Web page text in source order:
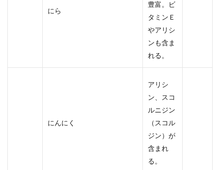
にら
豊富。ビ
タミンＥ
やアリシ
ンも含ま
れる。
にんにく
アリシ
ン、スコ
ルニジン
（スコル
ジン）が
含まれ
る。